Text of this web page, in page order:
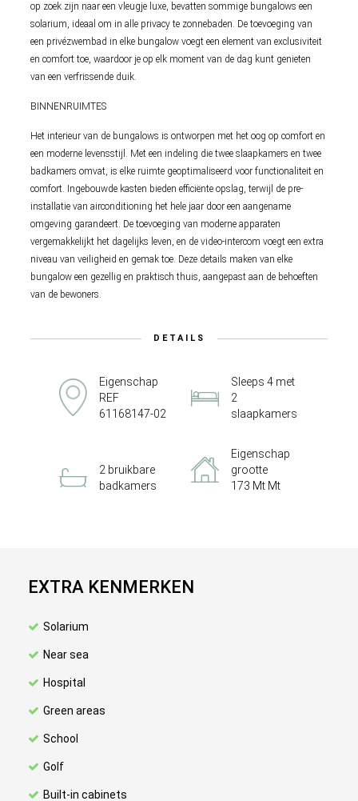
op zoek zijn naar een vleugje luxe, bevatten sommige bungalows een
solarium, ideaal om in alle privacy te zonnebaden. De toevoeging van
een privézwembad in elke bungalow voegt een element van exclusiviteit
en comfort toe, waardoor je op elk moment van de dag kunt genieten
van een verfrissende duik.
BINNENRUIMTES
Het interieur van de bungalows is ontworpen met het oog op comfort en
een moderne levensstijl. Met een indeling die twee slaapkamers en twee
badkamers omvat, is elke ruimte geoptimaliseerd voor functionaliteit en
comfort. Ingebouwde kasten bieden efficiënte opslag, terwijl de pre-
installatie van airconditioning het hele jaar door een aangename
omgeving garandeert. De toevoeging van moderne apparaten
vergemakkelijkt het dagelijks leven, en de video-intercom voegt een extra
niveau van veiligheid en gemak toe. Deze details maken van elke
bungalow een gezellig en praktisch thuis, aangepast aan de behoeften
van de bewoners.
DETAILS
Eigenschap
REF
61168147-02
Sleeps 4 met
2
slaapkamers
2 bruikbare
badkamers
Eigenschap
grootte
173 Mt Mt
EXTRA KENMERKEN
Solarium
Near sea
Hospital
Green areas
School
Golf
Built-in cabinets